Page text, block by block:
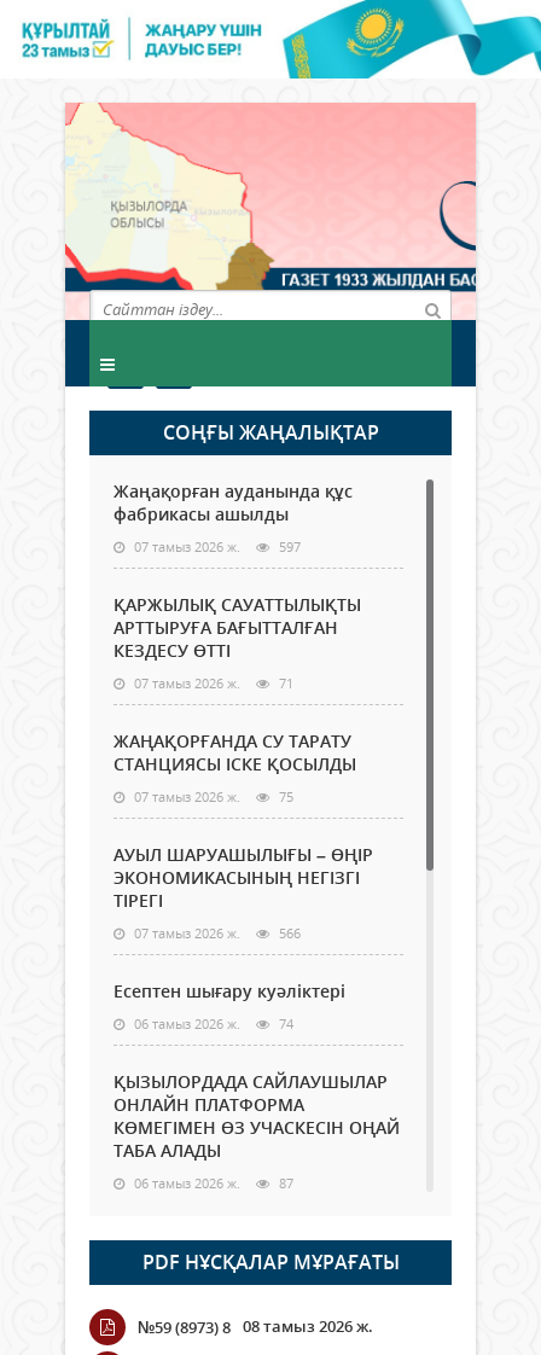
СОҢҒЫ ЖАҢАЛЫҚТАР
Жаңақорған ауданында құс
фабрикасы ашылды
07 тамыз 2026 ж. 597
ҚАРЖЫЛЫҚ САУАТТЫЛЫҚТЫ
АРТТЫРУҒА БАҒЫТТАЛҒАН
КЕЗДЕСУ ӨТТІ
07 тамыз 2026 ж. 71
ЖАҢАҚОРҒАНДА СУ ТАРАТУ
СТАНЦИЯСЫ ІСКЕ ҚОСЫЛДЫ
07 тамыз 2026 ж. 75
АУЫЛ ШАРУАШЫЛЫҒЫ – ӨҢІР
ЭКОНОМИКАСЫНЫҢ НЕГІЗГІ
ТІРЕГІ
07 тамыз 2026 ж. 566
Есептен шығару куәліктері
06 тамыз 2026 ж. 74
ҚЫЗЫЛОРДАДА САЙЛАУШЫЛАР
ОНЛАЙН ПЛАТФОРМА
КӨМЕГІМЕН ӨЗ УЧАСКЕСІН ОҢАЙ
ТАБА АЛАДЫ
06 тамыз 2026 ж. 87
Open Air: Қызылорда облысы
полиция департаменті 20
мыңнан астам көрерменнің
қауіпсіздігін қамтамасыз етті
06 тамыз 2026 ж.
PDF НҰСҚАЛАР МҰРАҒАТЫ
№59 (8973) 8 08 тамыз 2026 ж.